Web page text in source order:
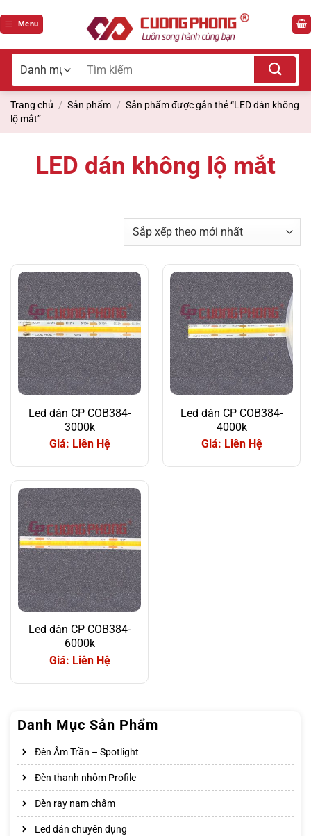
qua
Menu
Tìm
Trang chủ / Sản phẩm / Sản phẩm được gắn thẻ “LED dán không
lộ mắt”
Danh Mục Sản Phẩm
Đèn Âm Trần – Spotlight
Đèn thanh nhôm Profile
Đèn ray nam châm
Led dán chuyên dụng
LED dán không lộ mắt
Led dán CP COB384-
3000k
Giá: Liên Hệ
Led dán CP COB384-
4000k
Giá: Liên Hệ
Led dán CP COB384-
6000k
Giá: Liên Hệ